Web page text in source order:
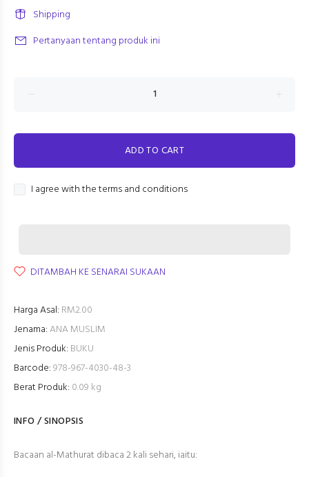
Shipping
Pertanyaan tentang produk ini
ADD TO CART
I agree with the terms and conditions
DITAMBAH KE SENARAI SUKAAN
Harga Asal: RM2.00
Jenama:ANA MUSLIM
Jenis Produk: BUKU
Barcode:978-967-4030-48-3
Berat Produk: 0.09 kg
INFO / SINOPSIS
Bacaan al-Mathurat dibaca 2 kali sehari, iaitu: